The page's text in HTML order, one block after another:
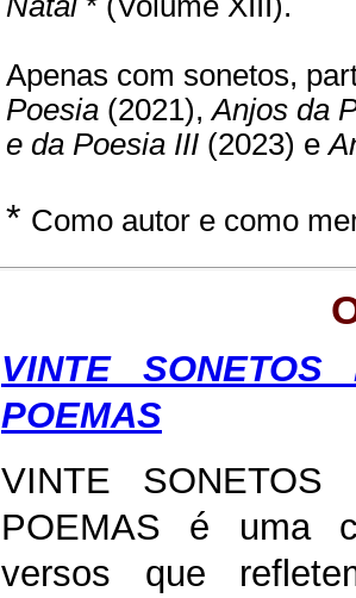
Apenas com sonetos,
Poesia (2021),Anjos da
e da Poesia III (2023) e
* Como autor e como
VINTE SONETOS
POEMAS
VINTE SONETOS
POEMAS é uma
versos que